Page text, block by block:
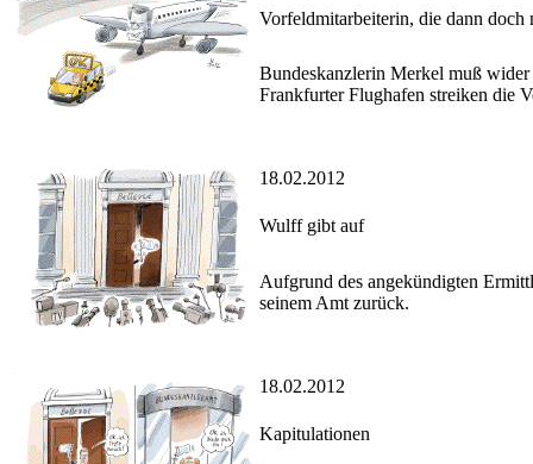
Vorfeldmitarbeiterin, die dann doch
Bundeskanzlerin Merkel muß
Frankfurter Flughafen streiken die
18.02.2012
Wulff gibt auf
Aufgrund des angekündigten
seinem Amt zurück.
18.02.2012
Kapitulationen